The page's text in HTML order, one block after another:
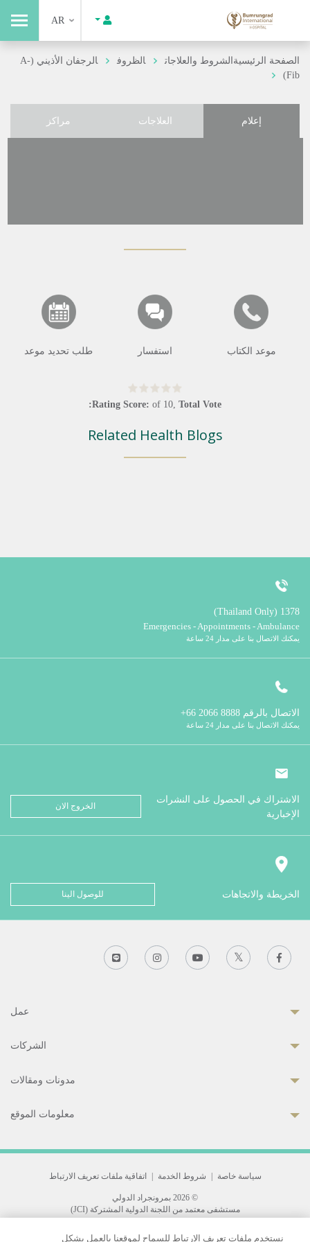
AR
الصفحة الرئيسيةالشروط والعلاجات الظروف
الرجفان الأذيني (A-
Fib)
إعلام العلاجات مراكز
موعد الكتاب استفسار طلب تحديد موعد
Rating Score: of 10, Total Vote:
Related Health Blogs
1378 (Thailand Only)
Emergencies - Appointments - Ambulance
يمكنك الاتصال بنا على مدار 24 ساعة
الاتصال بالرقم
يمكنك الاتصال بنا على مدار 24 ساعة
الاشتراك في الحصول على النشرات
الإخبارية
الخروج الان
الخريطة والاتجاهات للوصول الينا
عمل
الشركات
مدونات ومقالات
معلومات الموقع
سياسة خاصة شروط الخدمة اتفاقية ملفات تعريف الارتباط
© 2026 بمرونجراد الدولي
مستشفى معتمد من اللجنة الدولية المشتركة (JCI)
33 Sukhumvit 3, Wattana, Bangkok 10110 Thailand.
نستخدم ملفات تعريف الارتباط للسماح لموقعنا بالعمل بشكل